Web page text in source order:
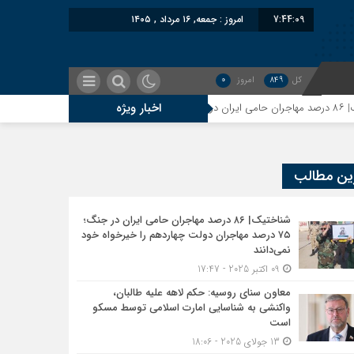
7:44:10 امروز : جمعه, ۱۶ مرداد , ۱۴۰۵
کل 849 امروز 0
اخبار ویژه
پاکستان از ایران نمادین بود؛ واشنگتن در حال فعال‌سازی نقش امنیتی جدید اسلام‌آباد
اخراج‌شده علیه ایران؛ حمایت مشکوک بلوچستان از اتباع افغان
گمرک ایران؛ تأثیر اخراج مهاجرین بر پشیمانی تجارت با ایران
توهین، از اصالت ایرانی به‌دور است
مطالب
شناختیک| ۸۶ درصد مهاجران حامی ایران در جنگ؛
۷۵ درصد مهاجران دولت چهاردهم را خیرخواه خود
نمی‌دانند
معاون سنای روسیه: حکم لاهه علیه طالبان،
واکنشی به شناسایی امارت اسلامی توسط مسکو
است